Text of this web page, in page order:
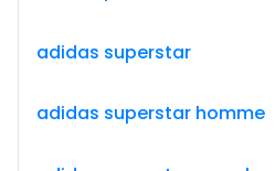
adidas superstar
adidas superstar homme